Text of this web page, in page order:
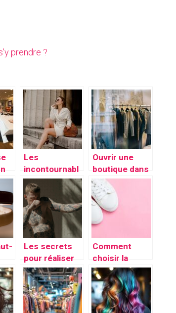
prendre ?
?
Les
incontournabl
es d’un
dressing :
pour un look
élégant tout
au long de
l’année !
Ouvrir une
boutique dans
sa ville,
comment s’y
prendre ?
?
Les secrets
pour réaliser
un tatouage
temporaire
réaliste
Comment
choisir la
basket femme
tendance
idéale pour
chaque saison